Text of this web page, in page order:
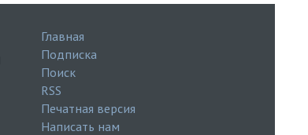
Главная
Подписка
Поиск
RSS
Печатная версия
Написать нам